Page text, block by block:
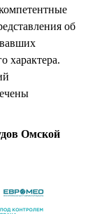
об
характера.
Омской